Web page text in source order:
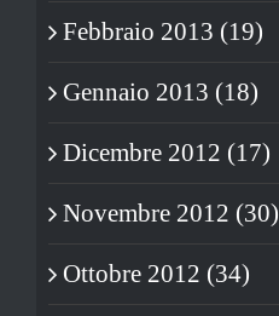
Febbraio 2013 (19)
Gennaio 2013 (18)
Dicembre 2012 (17)
Novembre 2012 (30)
Ottobre 2012 (34)